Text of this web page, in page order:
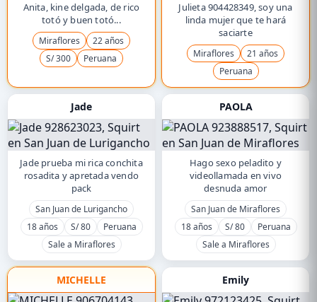
Anita, kine delgada, de rico
totó y buen totó...
Miraflores
22 años
S/ 300
Peruana
Julieta 904428349, soy una
linda mujer que te hará
saciarte
Miraflores
21 años
Peruana
Jade
Jade prueba mi rica conchita
rosadita y apretada vendo
pack
San Juan de Lurigancho
18 años
S/ 80
Peruana
Sale a Miraflores
PAOLA
Hago sexo peladito y
videollamada en vivo
desnuda amor
San Juan de Miraflores
18 años
S/ 80
Peruana
Sale a Miraflores
MICHELLE Emily